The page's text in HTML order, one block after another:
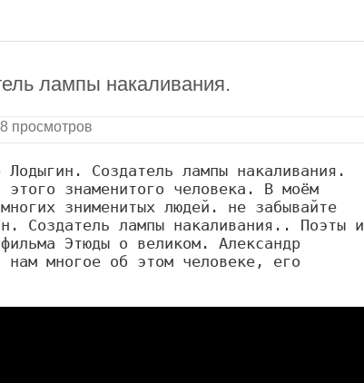
лампы накаливания.
просмотров
Создатель лампы накаливания.
этого знаменитого человека. В моём
знименитых людей. не забывайте
Создатель лампы накаливания.. Поэты и
Этюды о великом. Александр
нам многое об этом человеке, его